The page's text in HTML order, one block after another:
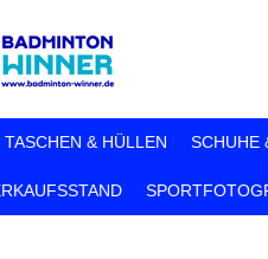
TASCHEN & HÜLLEN SCHUHE